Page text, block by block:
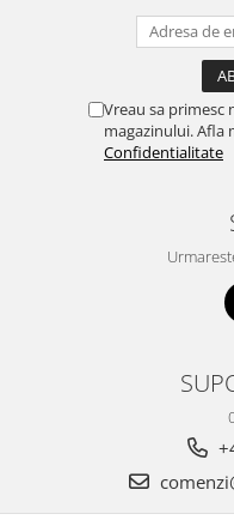
Vreau sa
magazinului. Afla
Confidentialitate